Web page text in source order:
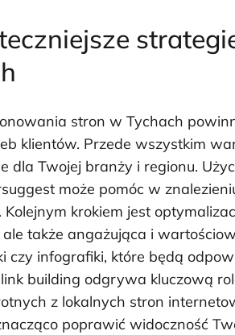
stron w Tychach
klientów. Przede wszystkim
dla Twojej branży i regionu.
może pomóc w
krokiem jest
ale także angażująca i
czy infografiki, które będą
building odgrywa kluczową
z lokalnych stron
poprawić widoczność